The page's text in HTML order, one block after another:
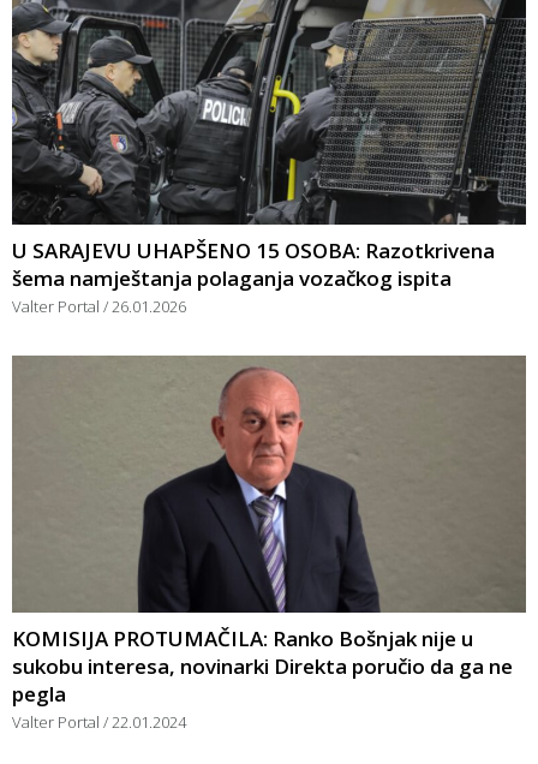
U SARAJEVU UHAPŠENO 15 OSOBA: Razotkrivena
šema namještanja polaganja vozačkog ispita
Valter Portal 26.01.2026
KOMISIJA PROTUMAČILA: Ranko Bošnjak nije u
sukobu interesa, novinarki Direkta poručio da ga ne
pegla
Valter Portal 22.01.2024